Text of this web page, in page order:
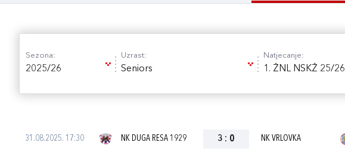
Sezona:
2025/26
Uzrast:
Seniors
Natjecanje:
1. ŽNL NSKŽ 25/26
31.08.2025. 17:30 NK DUGA RESA 1929 3 : 0 NK VRLOVKA